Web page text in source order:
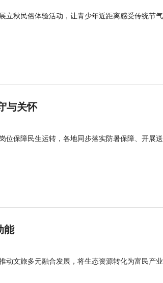
立秋民俗体验活动，让青少年近距离感受传统节
与关怀
位保障民生运转，各地同步落实防暑保障、开展
能
动文旅多元融合发展，将生态资源转化为富民产